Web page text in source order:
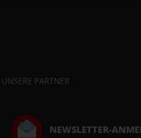
UNSERE PARTNER
NEWSLETTER-